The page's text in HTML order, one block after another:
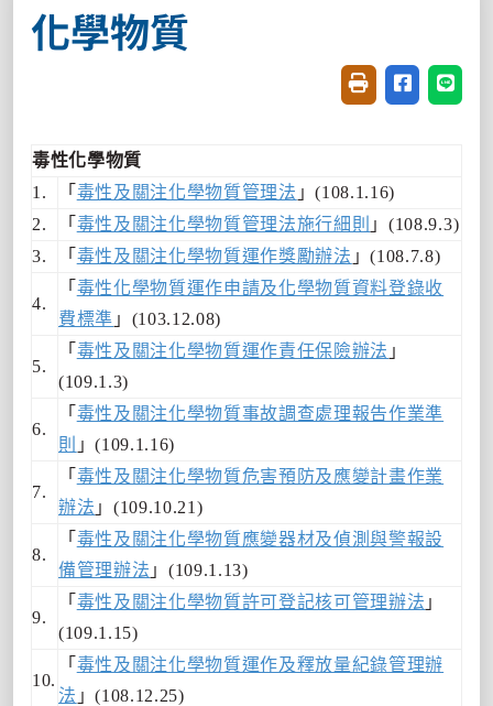
化學物質
友善列印(開新視
分享至臉書
分享
毒性化學物質
1.
「 毒性及關注化學物質管理法 」(108.1.16)
2.
「 毒性及關注化學物質管理法施行細則 」(108.9.3)
3.
「 毒性及關注化學物質運作獎勵辦法 」(108.7.8)
4.
「 毒性化學物質運作申請及化學物質資料登錄收
費標準 」(103.12.08)
5.
「 毒性及關注化學物質運作責任保險辦法 」
(109.1.3)
6.
「 毒性及關注化學物質事故調查處理報告作業準
則 」(109.1.16)
7.
「 毒性及關注化學物質危害預防及應變計畫作業
辦法 」(109.10.21)
8.
「 毒性及關注化學物質應變器材及偵測與警報設
備管理辦法 」(109.1.13)
9.
「 毒性及關注化學物質許可登記核可管理辦法 」
(109.1.15)
10.
「 毒性及關注化學物質運作及釋放量紀錄管理辦
法 」(108.12.25)